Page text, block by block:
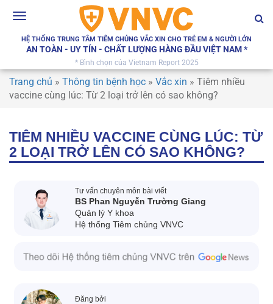
Toggle
HỆ THỐNG TRUNG TÂM TIÊM CHỦNG VẮC XIN CHO TRẺ EM & NGƯỜI LỚN
AN TOÀN - UY TÍN - CHẤT LƯỢNG HÀNG ĐẦU VIỆT NAM *
* Bình chọn của Vietnam Report 2025
Trang chủ » Thông tin bệnh học » Vắc xin » Tiêm nhiều
vaccine cùng lúc: Từ 2 loại trở lên có sao không?
TIÊM NHIỀU VACCINE CÙNG LÚC: TỪ
2 LOẠI TRỞ LÊN CÓ SAO KHÔNG?
Tư vấn chuyên môn bài viết
BS Phan Nguyễn Trường Giang
Quản lý Y khoa
Hệ thống Tiêm chủng VNVC
Đăng bởi